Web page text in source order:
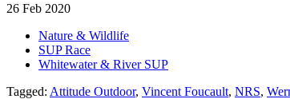
26 Feb 2020
Nature & Wildlife
SUP Race
Whitewater & River SUP
Tagged: Attitude Outdoor, Vincent Foucault, NRS,